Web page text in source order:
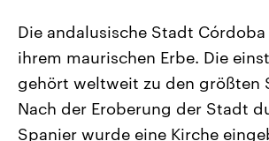
Landtagswahl Sachsen-Anhalt
2026
Alle Informationen
USA
Die andalusische Stadt
ihrem maurischen Erbe. Die
gehört weltweit zu den größten
Nach der Eroberung der Stadt
Spanier wurde eine Kirche